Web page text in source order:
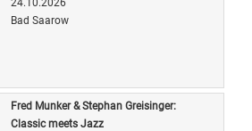
Bad Saarow
Fred Munker & Stephan Greisinger:
Classic meets Jazz